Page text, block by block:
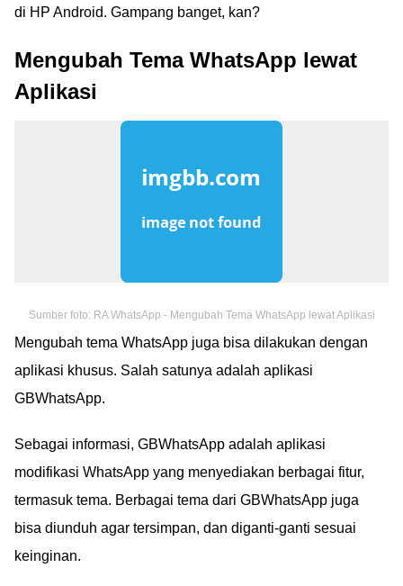
di HP Android. Gampang banget, kan?
Mengubah Tema WhatsApp lewat
Aplikasi
Sumber foto: RA WhatsApp - Mengubah Tema WhatsApp lewat Aplikasi
Mengubah tema WhatsApp juga bisa dilakukan dengan
aplikasi khusus. Salah satunya adalah aplikasi
GBWhatsApp.
Sebagai informasi, GBWhatsApp adalah aplikasi
modifikasi WhatsApp yang menyediakan berbagai fitur,
termasuk tema. Berbagai tema dari GBWhatsApp juga
bisa diunduh agar tersimpan, dan diganti-ganti sesuai
keinginan.